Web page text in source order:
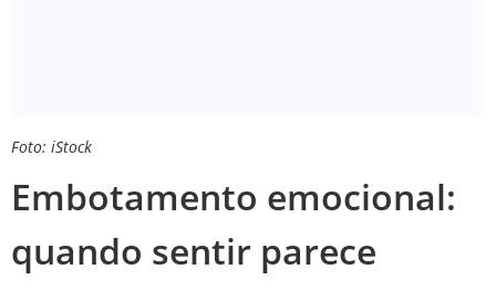
Foto: iStock
Embotamento emocional:
quando sentir parece